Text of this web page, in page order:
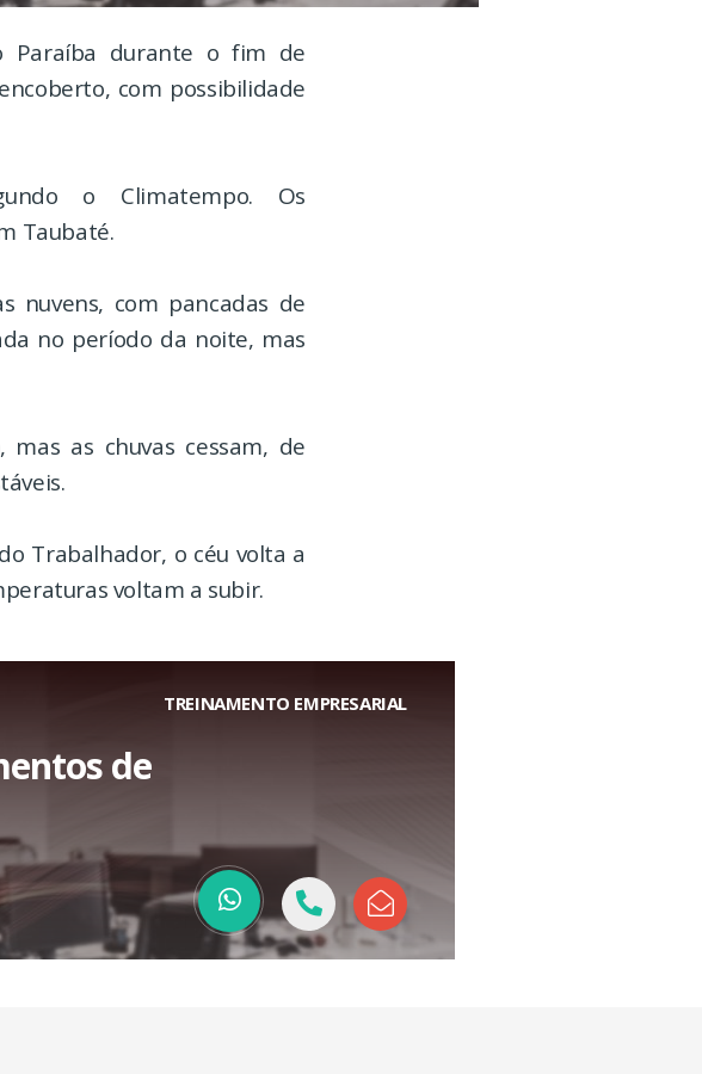
Paraíba durante o fim de
com possibilidade
o Climatempo. Os
Taubaté.
nuvens, com pancadas de
no período da noite, mas
as chuvas cessam, de
Trabalhador, o céu volta a
voltam a subir.
TREINAMENTO EMPRESARIAL
de